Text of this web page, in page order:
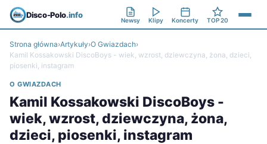
Disco-Polo.info
Newsy Klipy Koncerty TOP 20
Strona główna›Artykuły›O Gwiazdach›
Kamil Kossakowski DiscoBoys - wiek, wzrost, dziewczyna, żona, dzieci,
piosenki, instagram
O GWIAZDACH
Kamil Kossakowski DiscoBoys -
wiek, wzrost, dziewczyna, żona,
dzieci, piosenki, instagram